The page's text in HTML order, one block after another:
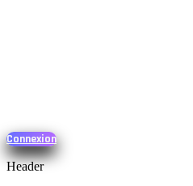
Connexion
Header